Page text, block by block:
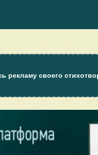
рекламу своего